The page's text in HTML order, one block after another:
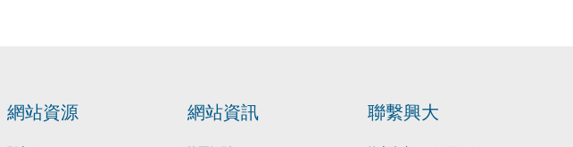
網站資源 網站資訊 聯繫興大